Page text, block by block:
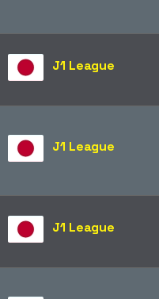
J1 League
J1 League
J1 League